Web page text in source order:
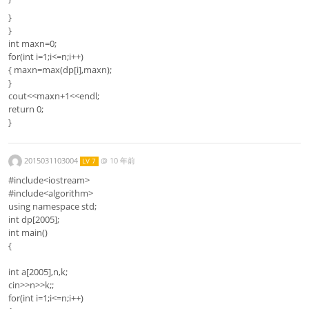
}
}
int maxn=0;
for(int i=1;i<=n;i++)
{ maxn=max(dp[i],maxn);
}
cout<<maxn+1<<endl;
return 0;
}
2015031103004 LV 7 @ 10 年前
#include<iostream>
#include<algorithm>
using namespace std;
int dp[2005];
int main()
{
int a[2005],n,k;
cin>>n>>k;;
for(int i=1;i<=n;i++)